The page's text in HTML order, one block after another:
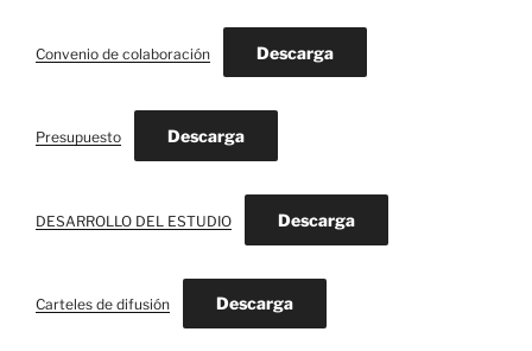
Convenio de colaboración Descarga
Presupuesto Descarga
DESARROLLO DEL ESTUDIO Descarga
Carteles de difusión Descarga